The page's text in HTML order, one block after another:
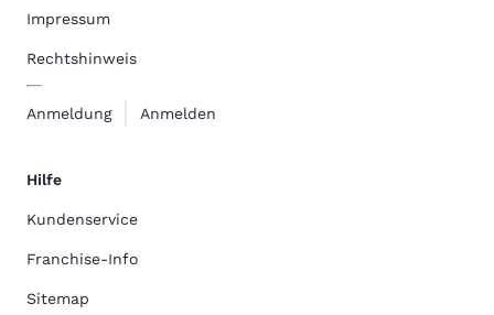
Impressum
Rechtshinweis
Anmeldung Anmelden
Hilfe
Kundenservice
Franchise-Info
Sitemap